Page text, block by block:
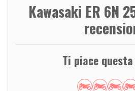
Kawasaki ER 6N
Ti piace